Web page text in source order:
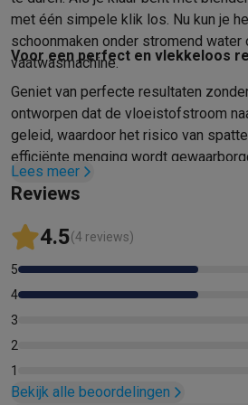
Refurbished
Refurbished smartphones
Huishouden
Wasmachines met ecocheques
Kleine keukentoestellen
Kleine keukentoestellen met
Grote keukentoestellen
Vaatwassers met ecocheques
Airco
Airco's met ecocheques
TV & audio
TV met ecochequesBluetooth
Multimedia & telefonie
Smartphones met ecocheques
Transport
Eco initiatieven
Impact Energie besparenRecycleer je
met één simpele klik los. Nu kun je
schoonmaken onder stromend water
vaatwasmachine.
Voor een perfect en vlekkeloos
Geniet van perfecte resultaten
ontworpen dat de vloeistofstroom
geleid, waardoor het risico van
efficiënte menging wordt
Lees meer
Reviews
4.5(4 reviews)
5
4
3
2
1
Bekijk alle beoordelingen